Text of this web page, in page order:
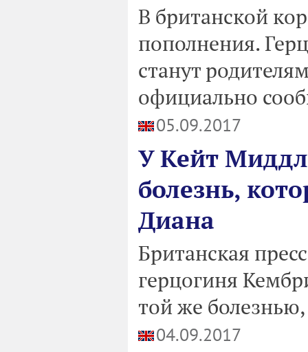
В британской
пополнения.
станут
официально
05.09.2017
У Кейт
болезнь,
Диана
Британская
герцогиня
той же
04.09.2017